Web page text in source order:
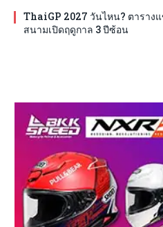
ThaiGP 2027 วันไหน? ตาราง
สนามเปิดฤดูกาล 3 ปีซ้อน